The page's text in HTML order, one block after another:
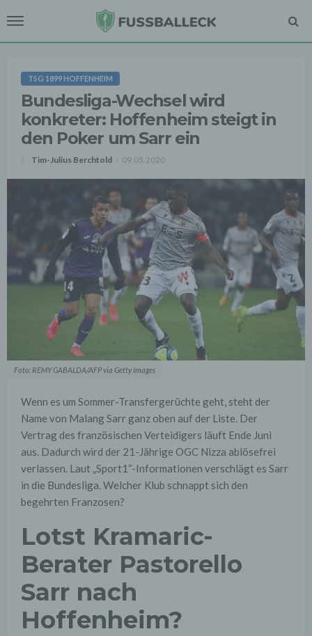
TSG 1899 HOFFENHEIM
Bundesliga-Wechsel wird
konkreter: Hoffenheim steigt in
den Poker um Sarr ein
Tim-Julius Berchtold 09.05.2020
Foto: REMY GABALDA/AFP via Getty Images
Wenn es um Sommer-Transfergerüchte geht, steht der
Name von Malang Sarr ganz oben auf der Liste. Der
Vertrag des französischen Verteidigers läuft Ende Juni
aus. Dadurch wird der 21-Jährige OGC Nizza ablösefrei
verlassen. Laut „Sport1“-Informationen verschlägt es Sarr
in die Bundesliga. Welcher Klub schnappt sich den
begehrten Franzosen?
Lotst Kramaric-
Berater Pastorello
Sarr nach
Hoffenheim?